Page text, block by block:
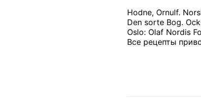
Hodne, Ornulf.
Den sorte Bog.
Oslo: Olaf Nordis
Все рецепты